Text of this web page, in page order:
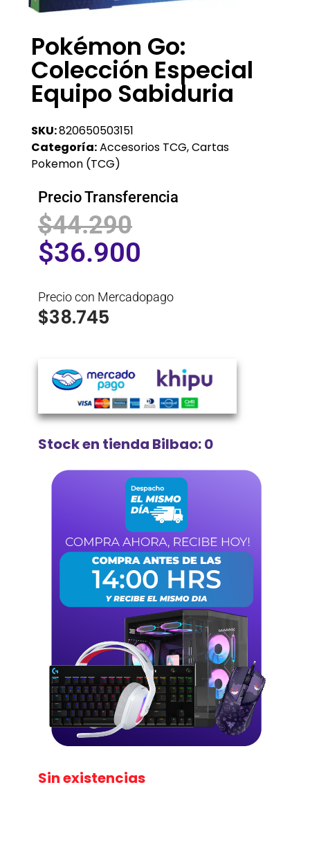
Pokémon Go:
Colección Especial
Equipo Sabiduria
SKU:820650503151
Categoría:Accesorios TCG,Cartas
Pokemon (TCG)
Precio Transferencia
$44.290
$36.900
Precio con Mercadopago
$38.745
Stock en tienda Bilbao: 0
Sin existencias